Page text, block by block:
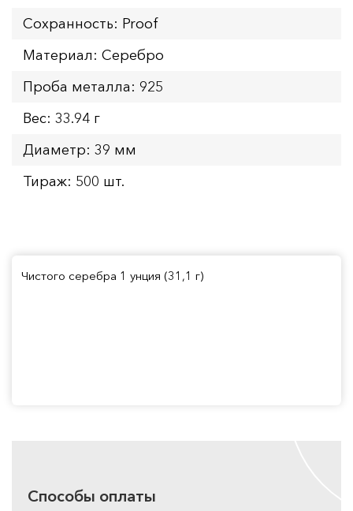
Сохранность: Proof
Материал: Серебро
Проба металла: 925
Вес: 33.94 г
Диаметр: 39 мм
Тираж: 500 шт.
Чистого серебра 1 унция (31,1 г)
Способы оплаты